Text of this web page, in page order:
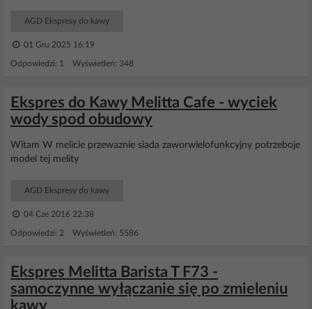
AGD Ekspresy do kawy
01 Gru 2025 16:19
Odpowiedzi: 1 Wyświetleń: 348
Ekspres do Kawy Melitta Cafe - wyciek
wody spod obudowy
Witam W melicie przewaznie siada zaworwielofunkcyjny potrzeboje
model tej melity
AGD Ekspresy do kawy
04 Cze 2016 22:38
Odpowiedzi: 2 Wyświetleń: 5586
Ekspres Melitta Barista T F73 -
samoczynne wyłączanie się po zmieleniu
kawy